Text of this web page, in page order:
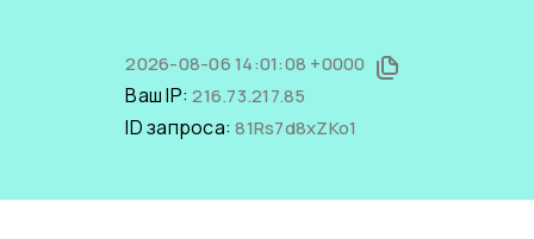
2026-08-06 14:01:08 +0000
Ваш IP:216.73.217.85
ID запроса:81Rs7d8xZKo1